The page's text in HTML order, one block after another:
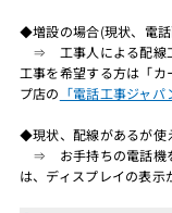
◆増設の場合(現状、電
⇒ 工事人による配線工
工事を希望する方は「
プ店の 「電話工事ジャパ
◆現状、配線があるが使
⇒ お手持ちの電話機
は、ディスプレイの表示